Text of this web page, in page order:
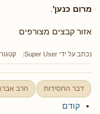
מרום כנען'
אזור קבצים מצורפים
נכתב על ידי Super User
דבר החסידות הרב
קודם